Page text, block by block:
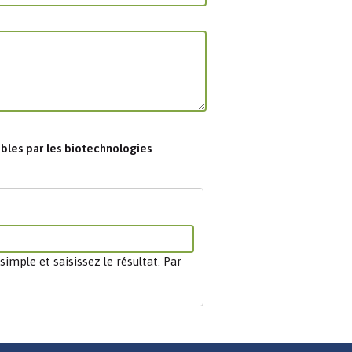
par les biotechnologies
et saisissez le résultat. Par